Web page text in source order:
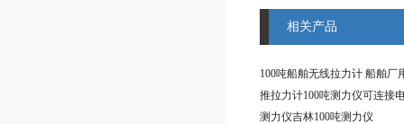
相关产品
测力仪吉林100吨测力仪